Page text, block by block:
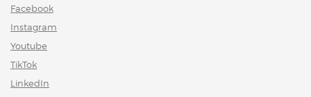
Facebook
Instagram
Youtube
TikTok
LinkedIn